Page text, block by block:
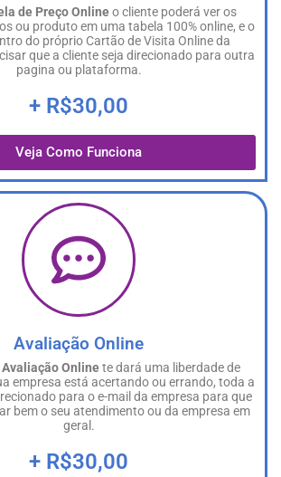
de Preço Onlineo cliente poderá ver os
ou produto em uma tabela 100% online, e o
do próprio Cartão de Visita Online da
que a cliente seja direcionado para outra
pagina ou plataforma.
+ R$30,00
Veja Como Funciona
Avaliação Online
Avaliação Onlinete dará uma liberdade de
empresa está acertando ou errando, toda a
para o e-mail da empresa para que
bem o seu atendimento ou da empresa em
geral.
+ R$30,00